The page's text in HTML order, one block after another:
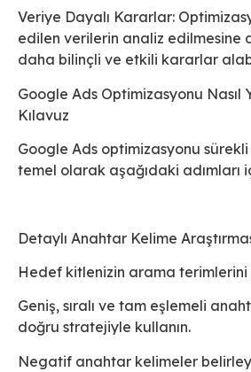
Veriye Dayalı Kararlar:
edilen verilerin analiz edilmesine
daha bilinçli ve etkili kararlar
Google Ads Optimizasyonu Nasıl
Kılavuz
Google Ads optimizasyonu
temel olarak aşağıdaki adımları
Detaylı Anahtar Kelime
Hedef kitlenizin arama terimlerini
Geniş, sıralı ve tam eşlemeli
doğru stratejiyle kullanın.
Negatif anahtar kelimeler